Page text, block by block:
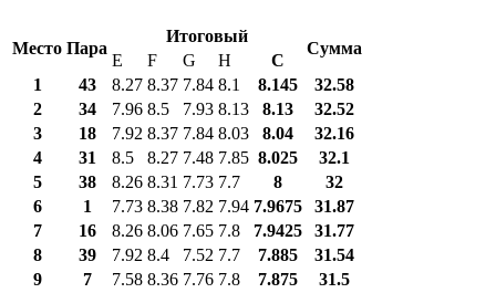
Место Пара
Итоговый
Сумма
E F G H
С
1
43 8.27 8.37 7.84 8.1 8.145
32.58
2
34 7.96 8.5 7.93 8.13 8.13
32.52
3
18 7.92 8.37 7.84 8.03 8.04
32.16
4
31 8.5 8.27 7.48 7.85 8.025
32.1
5
38 8.26 8.31 7.73 7.7 8
32
6
1 7.73 8.38 7.82 7.94 7.9675
31.87
7
16 8.26 8.06 7.65 7.8 7.9425
31.77
8
39 7.92 8.4 7.52 7.7 7.885
31.54
9
7 7.58 8.36 7.76 7.8 7.875
31.5